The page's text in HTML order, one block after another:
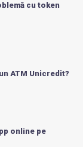
cu token
ATM Unicredit?
online pe